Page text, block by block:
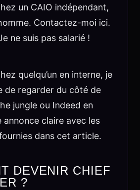
un CAIO indépendant,
Contactez-moi ici.
ne suis pas salarié !
quelqu’un en interne, je
de regarder du côté de
jungle ou Indeed en
annonce claire avec les
dans cet article.
DEVENIR CHIEF
?